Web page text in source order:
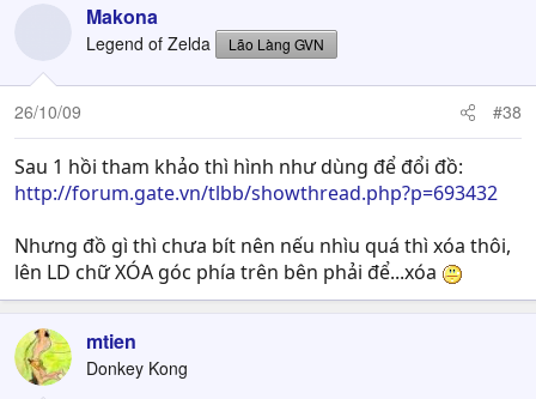
Makona
Legend of Zelda Lão Làng GVN
26/10/09 #38
Sau 1 hồi tham khảo thì hình như dùng để đổi đồ:
http://forum.gate.vn/tlbb/showthread.php?p=693432
Nhưng đồ gì thì chưa bít nên nếu nhìu quá thì xóa thôi,
lên LD chữ XÓA góc phía trên bên phải để...xóa
mtien
Donkey Kong